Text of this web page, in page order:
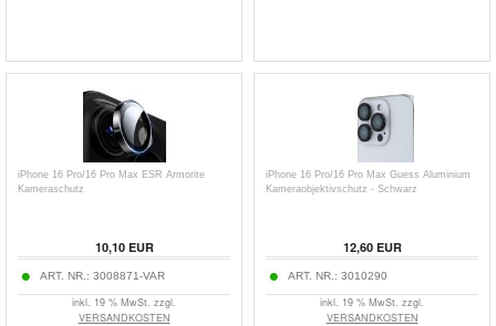
iPhone 16 Pro/16 Pro Max ESR Armorite
Kameraschutz
10,10EUR
ART. NR.: 3008871-VAR
inkl. 19 % MwSt. zzgl.
VERSANDKOSTEN
iPhone 16 Pro/16 Pro Max Guess Aluminium
Kameraobjektivschutz - Schwarz
12,60EUR
ART. NR.: 3010290
inkl. 19 % MwSt. zzgl.
VERSANDKOSTEN